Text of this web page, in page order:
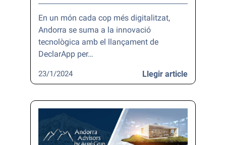
En un món cada cop més digitalitzat,
Andorra se suma a la innovació
tecnològica amb el llançament de
DeclarApp per…
Llegir article
23/1/2024